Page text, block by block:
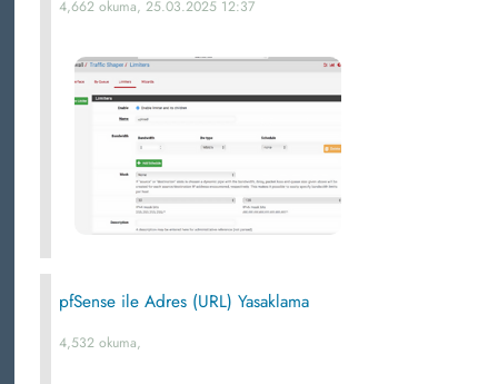
4,662 okuma, 25.03.2025 12:37
pfSense ile Adres (URL) Yasaklama
4,532 okuma,